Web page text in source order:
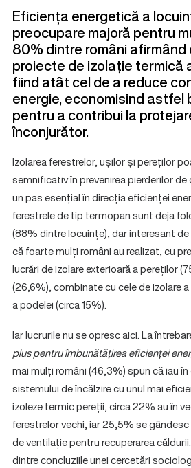
Eficiența energetică a
preocupare majoră pentru
80% dintre români afirmând
proiecte de izolație termică
fiind atât cel de a reduce
energie, economisind astfel
pentru a contribui la
înconjurător.
Izolarea ferestrelor, ușilor și pereților
semnificativ în prevenirea pierderilor de
un pas esențial în direcția eficienței
ferestrele de tip termopan sunt deja
(88% dintre locuințe), dar interesant
că foarte mulți români au realizat, cu
lucrări de izolare exterioară a pereților
(26,6%), combinate cu cele de izolare
a podelei (circa 15%).
Iar lucrurile nu se opresc aici. La
plus pentru îmbunătățirea eficienței
mai mulți români (46,3%) spun că iau
sistemului de încălzire cu unul mai
izoleze termic pereții, circa 22% au în
ferestrelor vechi, iar 25,5% se
de ventilație pentru recuperarea
dintre concluziile unei cercetări